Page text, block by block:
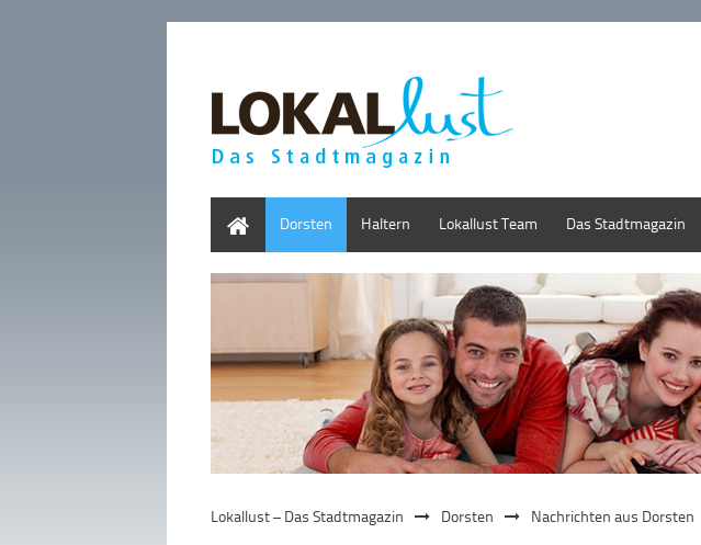
Dorsten Haltern Lokallust Team Das Stadtmagazin
Lokallust – Das Stadtmagazin Dorsten Nachrichten aus Dorsten